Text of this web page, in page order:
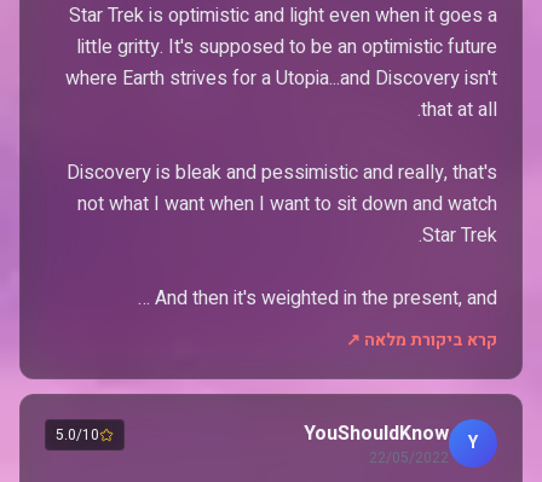
Star Trek is optimistic and light even when it goes a
little gritty. It's supposed to be an optimistic future
where Earth strives for a Utopia...and Discovery isn't
Discovery is bleak and pessimistic and really, that's
not what I want when I want to sit down and watch
And then it's weighted in the present, and …
קרא ביקורת מלאה ↗
Y
YouShouldKnow
22/05/2022
5.0/10